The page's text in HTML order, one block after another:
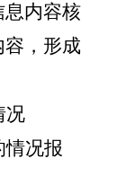
息内容核
，形成
况
情况报